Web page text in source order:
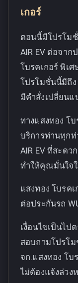
เกอร์
ตอนนี้มีโปรโมชั่
AIR EV ต่อจาก
โบรคเกอร์ พิเศ
โปรโมชั่นนี้มีถึง
มีคำสั่งเปลี่ยน
ทางแสงทอง โ
บริการท่านทุกท่
AIR EV ที่สะด
ทำให้คุณมั่นใจ
แสงทอง โบรค
ต่อประกันรถ
เงื่อนไขเป็นไ
สอบถามโปรโ
จก.แสงทอง โบ
ไม่ต้องแจ้งล่วง